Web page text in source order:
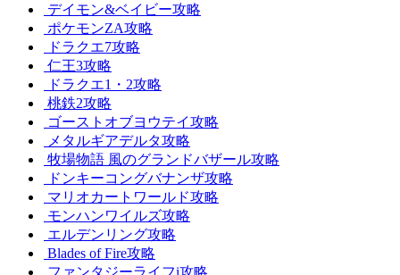
デイモン&ベイビー攻略
ポケモンZA攻略
ドラクエ7攻略
仁王3攻略
ドラクエ1・2攻略
桃鉄2攻略
ゴーストオブヨウテイ攻略
メタルギアデルタ攻略
牧場物語 風のグランドバザール攻略
ドンキーコングバナンザ攻略
マリオカートワールド攻略
モンハンワイルズ攻略
エルデンリング攻略
Blades of Fire攻略